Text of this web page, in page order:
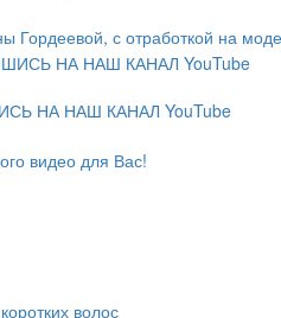
Гордеевой, с отработкой на
НА НАШ КАНАЛ YouTube
видео для Вас!